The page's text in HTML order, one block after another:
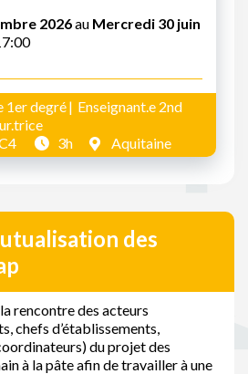
2026au Mercredi 30 juin
1er degré
Enseignant.e 2nd
3h Aquitaine
des
rencontre des acteurs
chefs d’établissements,
du projet des
à la pâte afin de travailler à une